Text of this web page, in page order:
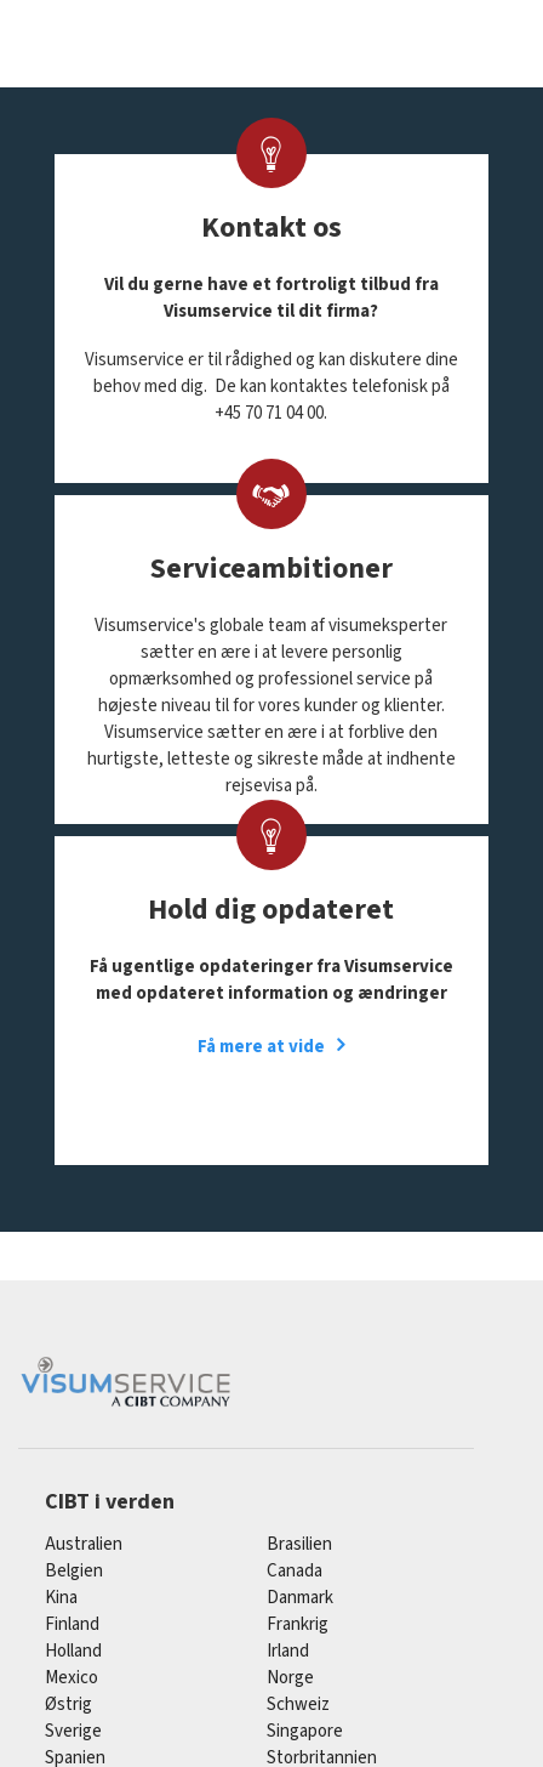
Kontakt os
Vil du gerne have et fortroligt tilbud fra
Visumservice til dit firma?
Visumservice er til rådighed og kan diskutere dine
behov med dig. De kan kontaktes telefonisk på
+45 70 71 04 00.
Serviceambitioner
Visumservice's globale team af visumeksperter
sætter en ære i at levere personlig
opmærksomhed og professionel service på
højeste niveau til for vores kunder og klienter.
Visumservice sætter en ære i at forblive den
hurtigste, letteste og sikreste måde at indhente
rejsevisa på.
Hold dig opdateret
Få ugentlige opdateringer fra Visumservice
med opdateret information og ændringer
Få mere at vide
CIBT i verden
Australien
Brasilien
Belgien
Canada
Kina
Danmark
Finland
Frankrig
Holland
Irland
Mexico
Norge
Østrig
Schweiz
Sverige
Singapore
Spanien
Storbritannien